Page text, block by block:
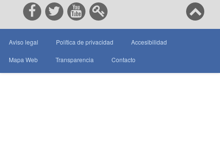
Aviso legal Política de privacidad Accesibilidad
Mapa Web Transparencia Contacto